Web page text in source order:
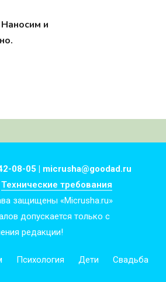
и
08-05 | micrusha@goodad.ru
Технические требования
защищены «Micrusha.ru»
допускается только с
редакции!
Психология Дети Свадьба